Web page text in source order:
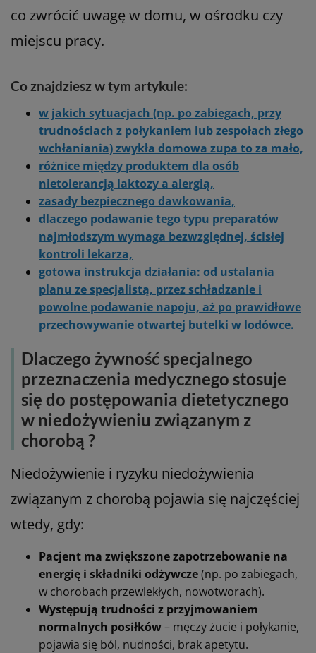
co zwrócić uwagę w domu, w ośrodku czy
miejscu pracy.
Co znajdziesz w tym artykule:
w jakich sytuacjach (np. po zabiegach, przy
trudnościach z połykaniem lub zespołach złego
wchłaniania) zwykła domowa zupa to za mało,
różnice między produktem dla osób
nietolerancją laktozy a alergią,
zasady bezpiecznego dawkowania,
dlaczego podawanie tego typu preparatów
najmłodszym wymaga bezwzględnej, ścisłej
kontroli lekarza,
gotowa instrukcja działania: od ustalania
planu ze specjalistą, przez schładzanie i
powolne podawanie napoju, aż po prawidłowe
przechowywanie otwartej butelki w lodówce.
Dlaczego żywność specjalnego
przeznaczenia medycznego stosuje
się do postępowania dietetycznego
w niedożywieniu związanym z
chorobą ?
Niedożywienie i ryzyku niedożywienia
związanym z chorobą pojawia się najczęściej
wtedy, gdy:
Pacjent ma zwiększone zapotrzebowanie na
energię i składniki odżywcze(np. po zabiegach,
w chorobach przewlekłych, nowotworach).
Występują trudności z przyjmowaniem
normalnych posiłków– męczy żucie i połykanie,
pojawia się ból, nudności, brak apetytu.